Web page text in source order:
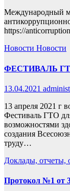
Международный
https://
Новости Новости
ФЕСТИВАЛЬ
13.04.2021
13 апреля 2021 г
Фестиваль ГТО
возможностями
создания
труду…
Доклады, отчеты,
Протокол №1 от